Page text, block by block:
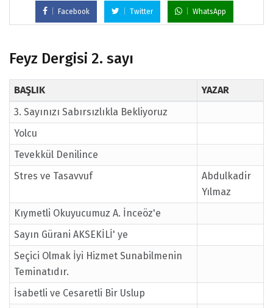
Facebook Twitter WhatsApp
Feyz Dergisi 2. sayı
BAŞLIK
YAZAR
3. Sayınızı Sabırsızlıkla Bekliyoruz
Yolcu
Tevekkül Denilince
Stres ve Tasavvuf
Abdulkadir
Yılmaz
Kıymetli Okuyucumuz A. İnceöz'e
Sayın Gürani AKSEKİLİ' ye
Seçici Olmak İyi Hizmet Sunabilmenin
Teminatıdır.
İsabetli ve Cesaretli Bir Uslup